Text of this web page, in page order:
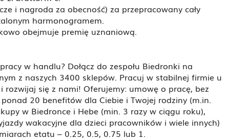
i nagroda za obecność) za przepracowany cały
harmonogramem.
obejmuje premię uznaniową.
w handlu? Dołącz do zespołu Biedronki na
z naszych 3400 sklepów. Pracuj w stabilnej firmie u
rozwijaj się z nami! Oferujemy: umowę o pracę, bez
20 benefitów dla Ciebie i Twojej rodziny (m.in.
w Biedronce i Hebe (min. 3 razy w ciągu roku),
wakacyjne dla dzieci pracowników i wiele innych)
etatu – 0.25, 0.5, 0.75 lub 1.